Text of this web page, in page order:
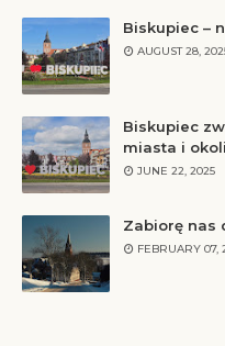
Biskupiec –
AUGUST 28,
Biskupiec
miasta i
JUNE 22, 2025
Zabiorę nas
FEBRUARY 07,